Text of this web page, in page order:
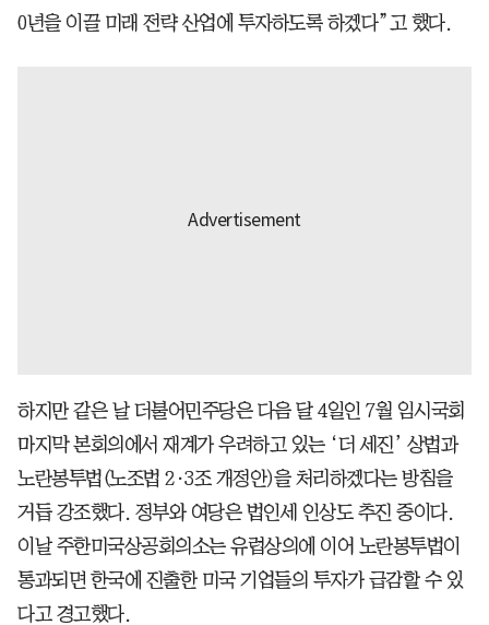
0년을 이끌 미래 전략 산업에 투자하도록 하겠다”고 했다.
하지만 같은 날 더불어민주당은 다음 달 4일인 7월 임시국회
마지막 본회의에서 재계가 우려하고 있는 ‘더 세진’ 상법과
노란봉투법(노조법 2·3조 개정안)을 처리하겠다는 방침을
거듭 강조했다. 정부와 여당은 법인세 인상도 추진 중이다.
이날 주한미국상공회의소는 유럽상의에 이어 노란봉투법이
통과되면 한국에 진출한 미국 기업들의 투자가 급감할 수 있
다고 경고했다.